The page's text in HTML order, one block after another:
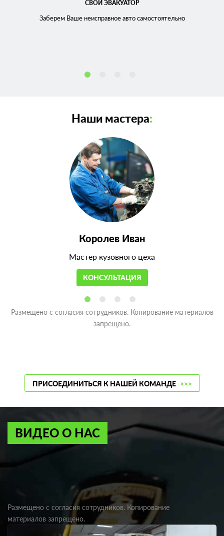
СВОЙ ЭВАКУАТОР
Заберем Ваше неисправноеавто самостоятельно
Наши мастера:
Королев Иван
Мастер кузовного цеха
КОНСУЛЬТАЦИЯ
Размещено с согласия сотрудников. Копирование материалов
запрещено.
ПРИСОЕДИНИТЬСЯ К НАШЕЙ КОМАНДЕ >>>
ВИДЕО О НАС
Размещено с согласия сотрудников. Копирование
материалов запрещено.